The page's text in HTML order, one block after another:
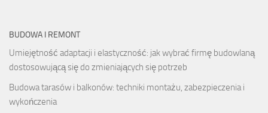
BUDOWA I REMONT
Umiejętność adaptacji i elastyczność: jak wybrać firmę budowlaną
dostosowującą się do zmieniających się potrzeb
Budowa tarasów i balkonów: techniki montażu, zabezpieczenia i
wykończenia